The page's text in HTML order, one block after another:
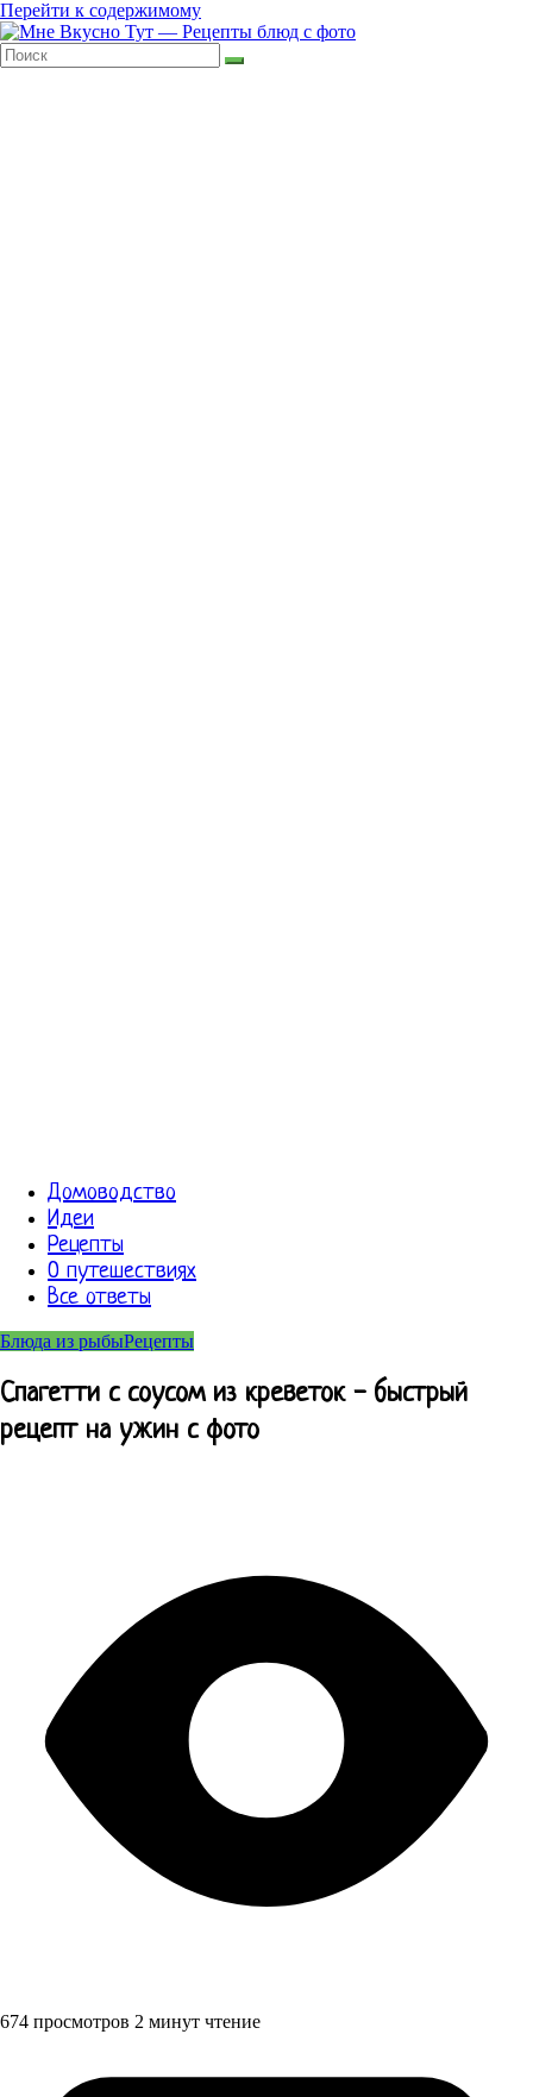
Перейти к содержимому
Домоводство
Идеи
Рецепты
О путешествиях
Все ответы
Блюда из рыбыРецепты
Спагетти с соусом из креветок - быстрый
рецепт на ужин с фото
674 просмотров 2 минут чтение